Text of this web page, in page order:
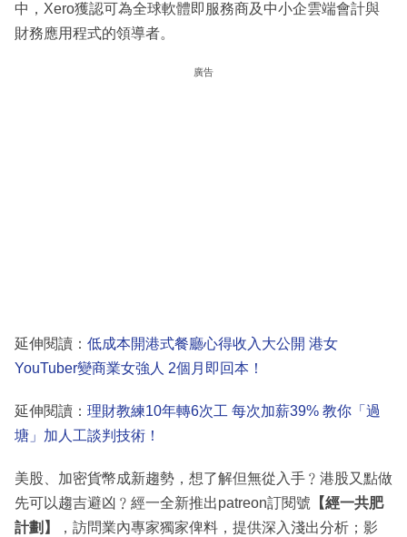
中，Xero獲認可為全球軟體即服務商及中小企雲端會計與
財務應用程式的領導者。
廣告
延伸閱讀： 低成本開港式餐廳心得收入大公開 港女
YouTuber變商業女強人 2個月即回本！
延伸閱讀： 理財教練10年轉6次工 每次加薪39% 教你「過
塘」加人工談判技術！
美股、加密貨幣成新趨勢，想了解但無從入手﹖港股又點做
先可以趨吉避凶﹖經一全新推出patreon訂閱號 【經一共肥
計劃】
，訪問業內專家獨家俾料，提供深入淺出分析；影